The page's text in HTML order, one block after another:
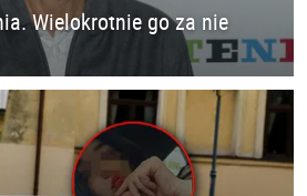
Wielokrotnie go za nie